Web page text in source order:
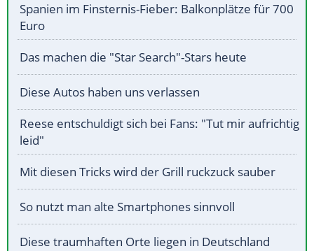
Spanien im Finsternis-Fieber: Balkonplätze für 700
Euro
Das machen die "Star Search"-Stars heute
Diese Autos haben uns verlassen
Reese entschuldigt sich bei Fans: "Tut mir aufrichtig
leid"
Mit diesen Tricks wird der Grill ruckzuck sauber
So nutzt man alte Smartphones sinnvoll
Diese traumhaften Orte liegen in Deutschland